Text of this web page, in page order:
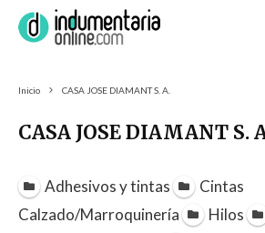
Inicio CASA JOSE DIAMANT S. A.
CASA JOSE DIAMANT S.
Adhesivos y tintas
Cintas
Calzado/Marroquinería
Hilos